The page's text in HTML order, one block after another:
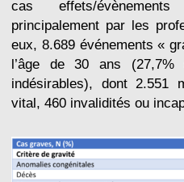
cas effets/
principalement par les
eux, 8.689 événements «
l’âge de 30 ans (27,7%
indésirables), dont 2.551
vital, 460 invalidités ou